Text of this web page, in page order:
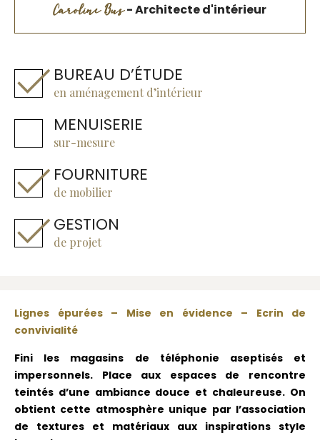
Caroline Bus- Architecte d'intérieur
BUREAU D’ÉTUDE
en aménagement d’intérieur
MENUISERIE
sur-mesure
FOURNITURE
de mobilier
GESTION
de projet
Lignes épurées – Mise en évidence – Ecrin de
convivialité
Fini les magasins de téléphonie aseptisés et
impersonnels. Place aux espaces de rencontre
teintés d’une ambiance douce et chaleureuse. On
obtient cette atmosphère unique par l’association
de textures et matériaux aux inspirations style